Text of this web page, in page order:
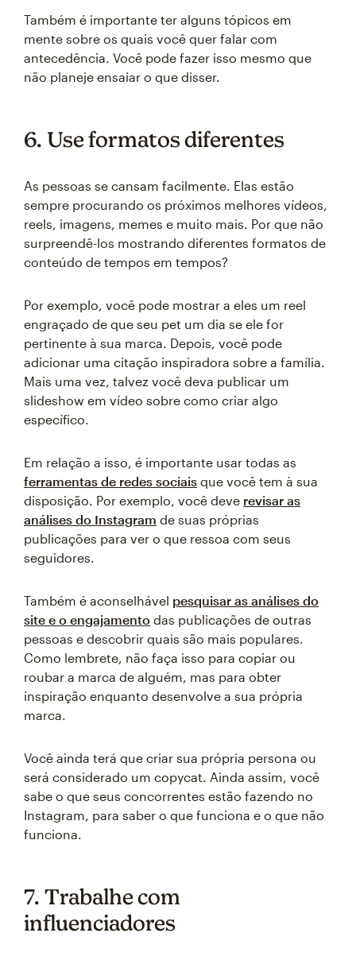
Também é importante ter alguns tópicos em
mente sobre os quais você quer falar com
antecedência. Você pode fazer isso mesmo que
não planeje ensaiar o que disser.
6. Use formatos diferentes
As pessoas se cansam facilmente. Elas estão
sempre procurando os próximos melhores vídeos,
reels, imagens, memes e muito mais. Por que não
surpreendê-los mostrando diferentes formatos de
conteúdo de tempos em tempos?
Por exemplo, você pode mostrar a eles um reel
engraçado de que seu pet um dia se ele for
pertinente à sua marca. Depois, você pode
adicionar uma citação inspiradora sobre a família.
Mais uma vez, talvez você deva publicar um
slideshow em vídeo sobre como criar algo
específico.
Em relação a isso, é importante usar todas as
ferramentas de redes sociais que você tem à sua
disposição. Por exemplo, você deve revisar as
análises do Instagram de suas próprias
publicações para ver o que ressoa com seus
seguidores.
Também é aconselhável pesquisar as análises do
site e o engajamento das publicações de outras
pessoas e descobrir quais são mais populares.
Como lembrete, não faça isso para copiar ou
roubar a marca de alguém, mas para obter
inspiração enquanto desenvolve a sua própria
marca.
Você ainda terá que criar sua própria persona ou
será considerado um copycat. Ainda assim, você
sabe o que seus concorrentes estão fazendo no
Instagram, para saber o que funciona e o que não
funciona.
7. Trabalhe com
influenciadores